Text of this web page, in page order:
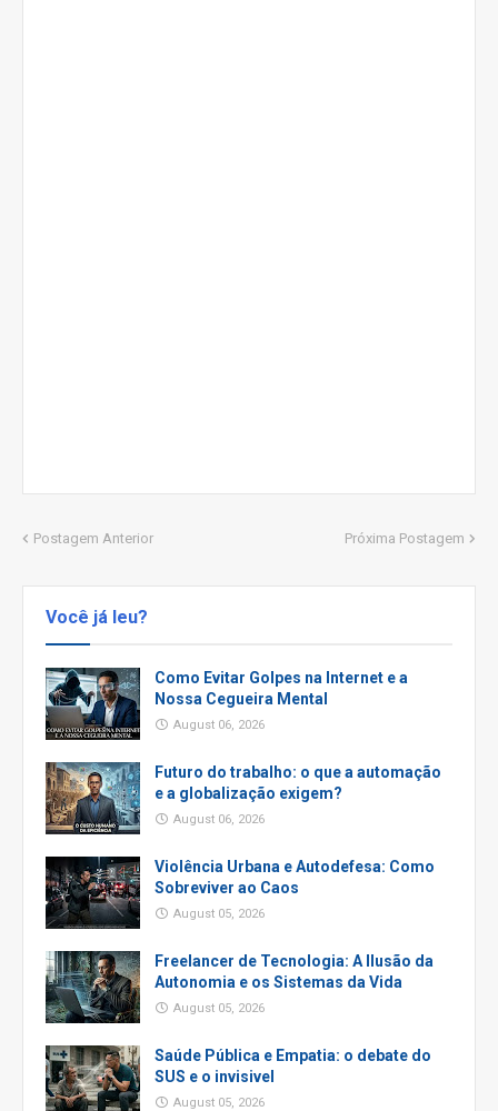
Postagem Anterior Próxima Postagem
Você já leu?
Como Evitar Golpes na Internet e a
Nossa Cegueira Mental
August 06, 2026
Futuro do trabalho: o que a automação
e a globalização exigem?
August 06, 2026
Violência Urbana e Autodefesa: Como
Sobreviver ao Caos
August 05, 2026
Freelancer de Tecnologia: A Ilusão da
Autonomia e os Sistemas da Vida
August 05, 2026
Saúde Pública e Empatia: o debate do
SUS e o invisivel
August 05, 2026